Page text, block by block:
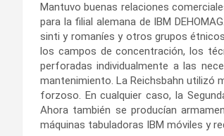
Mantuvo buenas relaciones
para la filial alemana de IBM
sinti y romaníes y otros grupos
los campos de concentración, los
perforadas individualmente a las
mantenimiento. La Reichsbahn utilizó
forzoso. En cualquier caso, la
Ahora también se producían
máquinas tabuladoras IBM móviles y